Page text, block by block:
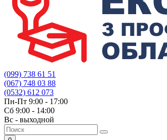
(099) 738 61 51
(067) 748 03 88
(0532) 612 073
Пн-Пт 9:00 - 17:00
Сб 9:00 - 14:00
Вс - выходной